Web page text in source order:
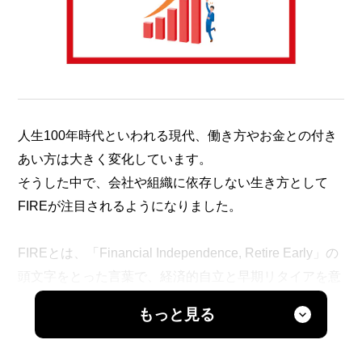
知識を活かし金融関係、不動産全般（不動産売買・不動
産投資）などの記事執筆や監修に携わる。
人生100年時代といわれる現代、働き方やお金との付き
あい方は大きく変化しています。
そうした中で、会社や組織に依存しない生き方として
FIREが注目されるようになりました。
FIREとは、「Financial Independence, Retire Early」の
味します。
もっと見る